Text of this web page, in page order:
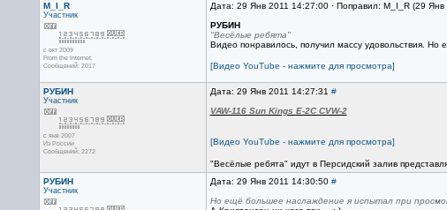
M_I_R
Участник
с окт 2009
From the Internet.
Сообщений: 2017
Дата: 29 Янв 2011 14:27:00 · Поправил: M_I_R (29
РУБИН
"Весёлые ребята"
Видео понравилось, получил массу удовольствия.
[Видео YouTube - нажмите для просмотра]
РУБИН
Участник
с янв 2007
Из России
Сообщений: 2272
Дата: 29 Янв 2011 14:27:31 #
VAW-116 Sun Kings E-2C CVW-2
[Видео YouTube - нажмите для просмотра]
"Весёлые ребята" идут в Персидский залив
РУБИН
Участник
Дата: 29 Янв 2011 14:30:50 #
Но ещё большее наслаждение я испытал при